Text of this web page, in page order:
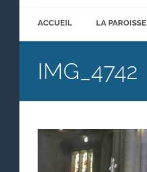
ACCUEIL LA PAROISSE
IMG_4742